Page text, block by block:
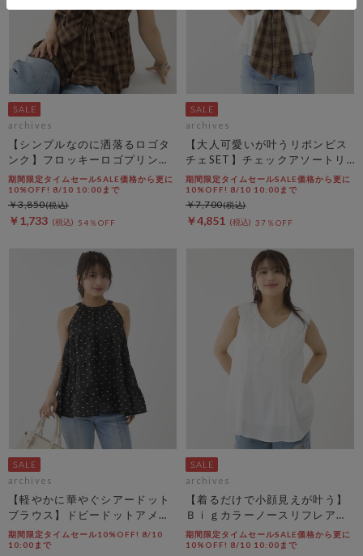
archives
【シンプルなのに洒落るロゴタ
ンク】フロッキーロゴプリント
タンク
期間限定タイムセールSALE価格から更に
10%OFF! 8/10 10:00まで
￥1,733 54％OFF
￥3,850
archives
【大人可愛いが叶うリボンビス
チェSET】チェックアソートリ
ボンビスチェ×ペプラムブラウ
スＴＥＥ ＳＥＴ
期間限定タイムセールSALE価格から更に
10%OFF! 8/10 10:00まで
￥4,851 37％OFF
￥7,700
archives
【軽やかに華やぐシアードット
ブラウス】ドビードットアメス
リティアードブラウス
期間限定タイムセール10%OFF! 8/10
10:00まで
archives
【着るだけで小顔見えが叶う】
Ｂｉｇカラーノースリフレアブ
ラウス
期間限定タイムセールSALE価格から更に
10%OFF! 8/10 10:00まで